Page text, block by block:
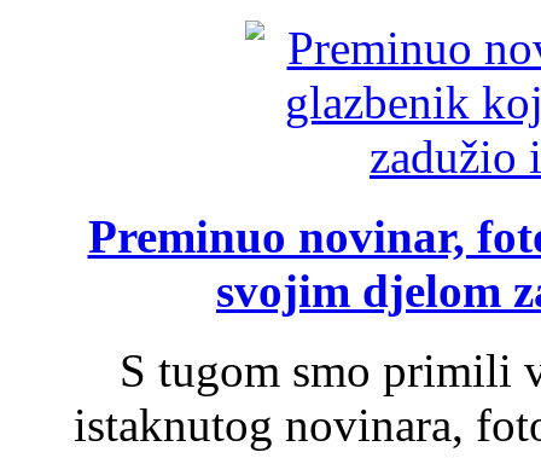
Preminuo novinar,
svojim djelom
S tugom smo primili
istaknutog novinara,